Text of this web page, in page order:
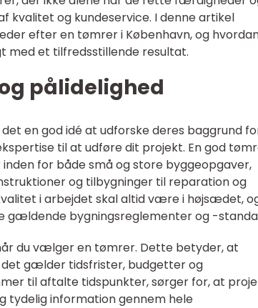
kvalitet og kundeservice. I denne artikel
efter en tømrer i København, og
med et tilfredsstillende resultat.
pålidelighed
det en god idé at udforske deres baggrund
til at udføre dit projekt. En god
for både små og store byggeopgaver,
og tilbygninger til reparation og
i arbejdet skal altid være i højsædet,
bygningsreglementer og -
du vælger en tømrer. Dette betyder, at
gælder tidsfrister, budgetter og
til aftalte tidspunkter, sørger for, at
tydelig information gennem hele